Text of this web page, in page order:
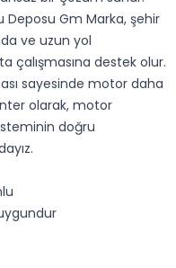
Deposu Gm Marka, şehir
ve uzun yol
çalışmasına destek olur.
sayesinde motor daha
olarak, motor
doğru